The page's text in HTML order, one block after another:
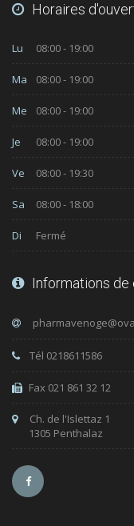
Horaires
Lu 08:00 - 19:00
Ma 08:00 - 19:00
Me 08:00 - 19:00
Je 08:00 - 19:00
Ve 08:00 - 19:30
Sa 08:00 - 18:00
Di Fermé
Informations
Tél 0218611586
Fax 021 861 32 12
Ch. de l'Islettaz 1
1305 Penthalaz